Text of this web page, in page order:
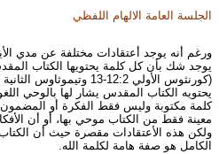
الجلسة العامة الالهام اللفظي
ورغم أنه يوجد أعتقادات مختلفة عن مدي
يوجد شك بأن كل كلمة يحتويها الكتاب
يحتويه الكتاب المقدس يشار لها بالوحي
كلمة مكتوبة وليس فقط الفكرة أو
معينة فقط من الكتاب موحي بها، أو أن
ولكن هذه الأعتقادات مقصرة حيث أن
الكامل هو صفة هامة لكلمة الله.